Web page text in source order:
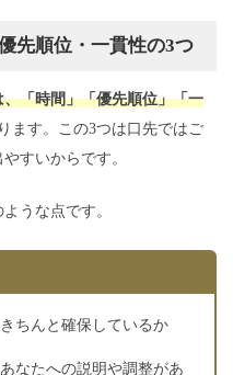
先順位・一貫性の3つ
「時間」「優先順位」「一
ます。この3つは口先ではご
すいからです。
うな点です。
ちんと確保しているか
なたへの説明や調整があ